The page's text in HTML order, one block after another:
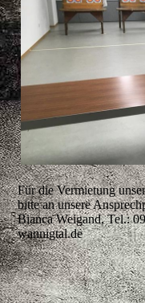
Für die Vermietung
bitte an unsere
Bianca Weigand, Tel.:
wannigtal.de